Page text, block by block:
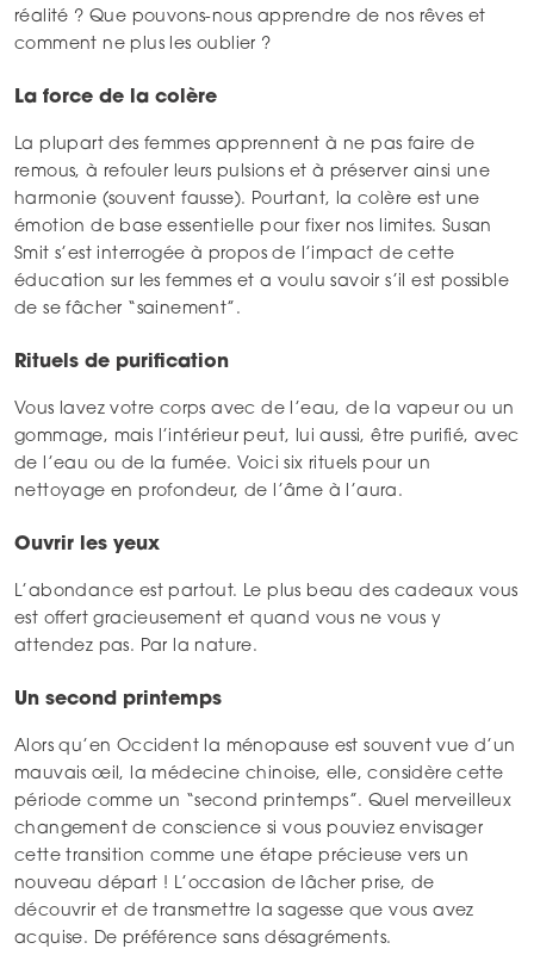
réalité ? Que pouvons-nous apprendre de nos rêves et
comment ne plus les oublier ?
La force de la colère
La plupart des femmes apprennent à ne pas faire de
remous, à refouler leurs pulsions et à préserver ainsi une
harmonie (souvent fausse). Pourtant, la colère est une
émotion de base essentielle pour fixer nos limites. Susan
Smit s’est interrogée à propos de l’impact de cette
éducation sur les femmes et a voulu savoir s’il est possible
de se fâcher “sainement”.
Rituels de purification
Vous lavez votre corps avec de l’eau, de la vapeur ou un
gommage, mais l’intérieur peut, lui aussi, être purifié, avec
de l’eau ou de la fumée. Voici six rituels pour un
nettoyage en profondeur, de l’âme à l’aura.
Ouvrir les yeux
L’abondance est partout. Le plus beau des cadeaux vous
est offert gracieusement et quand vous ne vous y
attendez pas. Par la nature.
Un second printemps
Alors qu’en Occident la ménopause est souvent vue d’un
mauvais œil, la médecine chinoise, elle, considère cette
période comme un “second printemps”. Quel merveilleux
changement de conscience si vous pouviez envisager
cette transition comme une étape précieuse vers un
nouveau départ ! L’occasion de lâcher prise, de
découvrir et de transmettre la sagesse que vous avez
acquise. De préférence sans désagréments.